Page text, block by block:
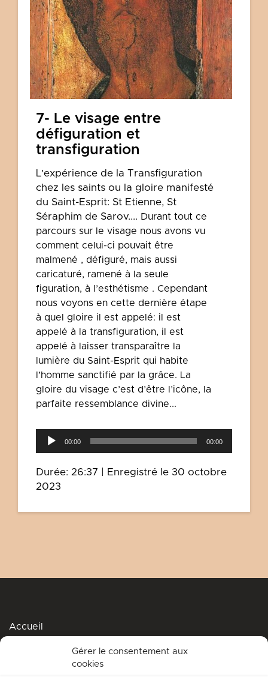
Gérer le consentement aux
cookies
7- Le visage entre
défiguration et
transfiguration
L'expérience de la Transfiguration
chez les saints ou la gloire manifesté
du Saint-Esprit: St Etienne, St
Séraphim de Sarov.... Durant tout ce
parcours sur le visage nous avons vu
comment celui-ci pouvait être
malmené , défiguré, mais aussi
caricaturé, ramené à la seule
figuration, à l’esthétisme . Cependant
nous voyons en cette dernière étape
à quel gloire il est appelé: il est
appelé à la transfiguration, il est
appelé à laisser transparaître la
lumière du Saint-Esprit qui habite
l’homme sanctifié par la grâce. La
gloire du visage c’est d’être l’icône, la
parfaite ressemblance divine...
00:00 00:00
Durée: 26:37
Enregistré le 30 octobre
2023
Accueil